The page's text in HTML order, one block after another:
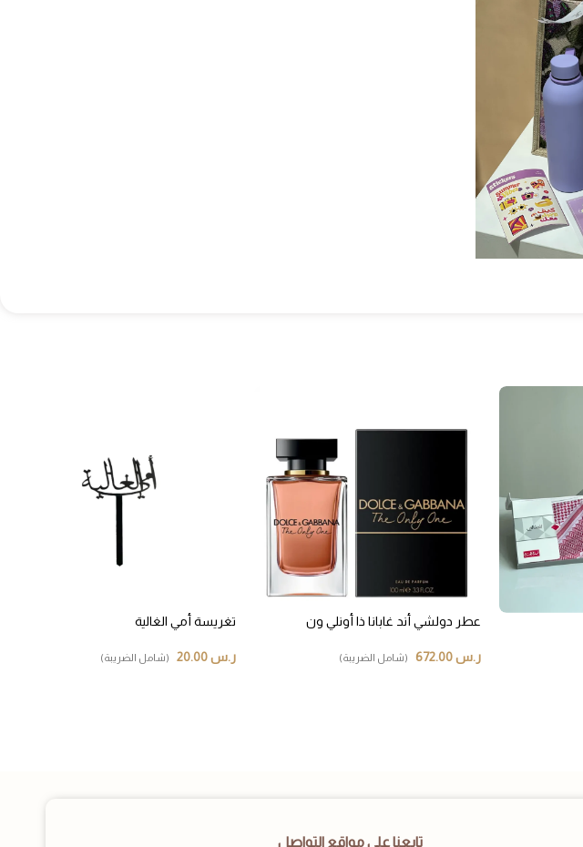
عطر دولشي أند غابانا ذا أونلي ون
ر.س672.00 (شامل الضريبة)
تغريسة أمي الغالية
ر.س20.00 (شامل الضريبة)
تابعنا على مواقع التواصل